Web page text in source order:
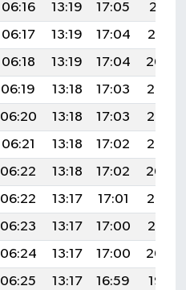
06:16 13:19 17:05
20:11
06:17 13:19 17:04
20:10
06:18 13:19 17:04
20:09
06:19 13:18 17:03
20:08
06:20 13:18 17:03
20:06
06:21 13:18 17:02
20:05
06:22 13:18 17:02
20:04
06:22 13:17 17:01
20:02
06:23 13:17 17:00
20:01
06:24 13:17 17:00
20:00
06:25 13:17 16:59
19:58